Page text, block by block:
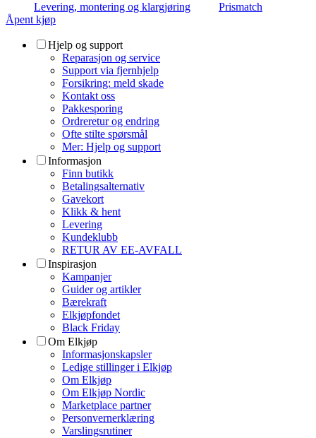
Levering, montering og klargjøring
Prismatch
Åpent kjøp
Hjelp og support
Reparasjon og service
Support via fjernhjelp
Forsikring: meld skade
Kontakt oss
Pakkesporing
Ordreretur og endring
Ofte stilte spørsmål
Mer: Hjelp og support
Informasjon
Finn butikk
Betalingsalternativ
Gavekort
Klikk & hent
Levering
Kundeklubb
RETUR AV EE-AVFALL
Inspirasjon
Kampanjer
Guider og artikler
Bærekraft
Elkjøpfondet
Black Friday
Om Elkjøp
Informasjonskapsler
Ledige stillinger i Elkjøp
Om Elkjøp
Om Elkjøp Nordic
Marketplace partner
Personvernerklæring
Varslingsrutiner